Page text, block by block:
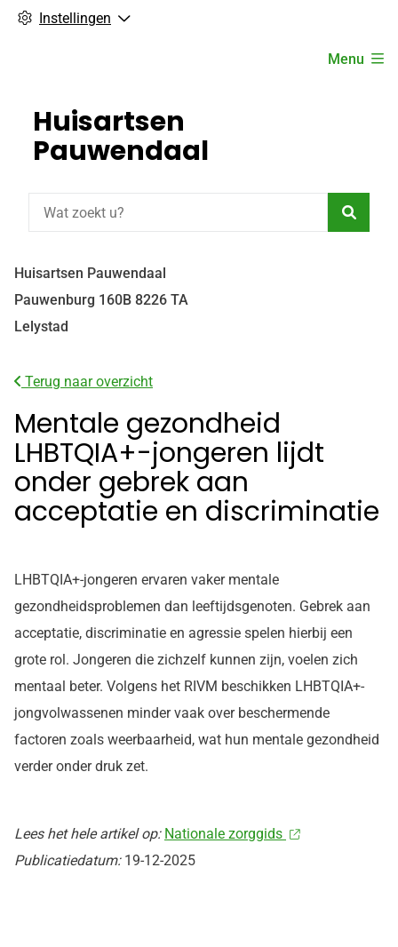
Instellingen
Menu
Huisartsen
Pauwendaal
Huisartsen Pauwendaal
Pauwenburg 160B 8226 TA
Lelystad
Terug naar overzicht
Mentale gezondheid
LHBTQIA+-jongeren lijdt
onder gebrek aan
acceptatie en discriminatie
LHBTQIA+-jongeren ervaren vaker mentale
gezondheidsproblemen dan leeftijdsgenoten. Gebrek aan
acceptatie, discriminatie en agressie spelen hierbij een
grote rol. Jongeren die zichzelf kunnen zijn, voelen zich
mentaal beter. Volgens het RIVM beschikken LHBTQIA+-
jongvolwassenen minder vaak over beschermende
factoren zoals weerbaarheid, wat hun mentale gezondheid
verder onder druk zet.
Lees het hele artikel op: Nationale zorggids
Publicatiedatum: 19-12-2025